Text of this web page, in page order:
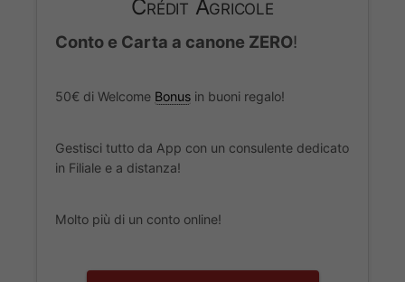
Crédit Agricole
Conto e Carta a canone ZERO!
50€ di Welcome Bonus in buoni regalo!
Gestisci tutto da App con un consulente dedicato
in Filiale e a distanza!
Molto più di un conto online!